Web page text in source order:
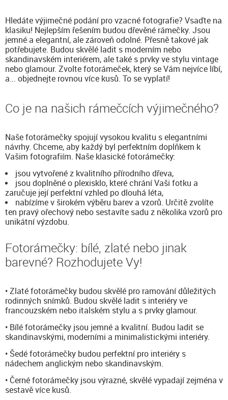
Hledáte výjimečné podání pro vzacné fotografie? Vsaďte na
klasiku! Nejlepším řešením budou dřevěné rámečky. Jsou
jemné a elegantní, ale zároveň odolné. Přesně takové jak
potřebujete. Budou skvělé ladit s moderním nebo
skandinavském interiérem, ale také s prvky ve stylu vintage
nebo glamour. Zvolte fotorámeček, který se Vám nejvíce líbí,
a... objednejte rovnou více kusů. To se vyplatí!
Co je na našich rámečcích výjimečného?
Naše fotorámečky spojují vysokou kvalitu s elegantními
návrhy. Chceme, aby každý byl perfektním doplňkem k
Vašim fotografiím. Naše klasické fotorámečky:
jsou vytvořené z kvalitního přírodního dřeva,
jsou doplněné o plexisklo, které chrání Vaši fotku a
zaručuje její perfektní vzhled po dlouhá léta,
nabízíme v širokém výběru barev a vzorů. Určitě zvolíte
ten pravý ořechový nebo sestavíte sadu z několika vzorů pro
unikátní výzdobu.
Fotorámečky: bílé, zlaté nebo jinak
barevné? Rozhodujete Vy!
• Zlaté fotorámečky budou skvělé pro ramování důležitých
rodinných snímků. Budou skvělé ladit s interiéry ve
francouzském nebo italském stylu a s prvky glamour.
• Bílé fotorámečky jsou jemné a kvalitní. Budou ladit se
skandinavskými, moderními a minimalistickými interiéry.
• Šedé fotorámečky budou perfektní pro interiéry s
nádechem anglickým nebo skandinavským.
• Černé fotorámečky jsou výrazné, skvělé vypadají zejména v
sestavě více kusů.